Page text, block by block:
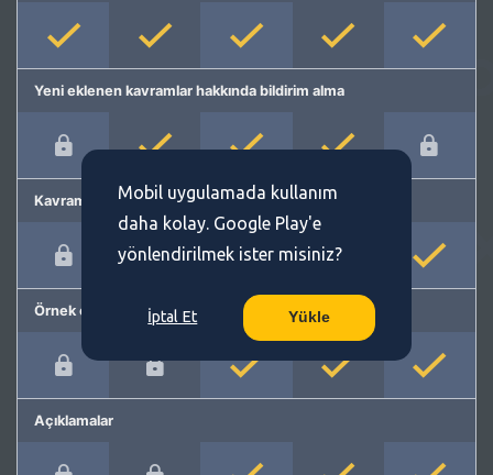
Yeni eklenen kavramlar hakkında bildirim alma
Kavram önerme
Örnek cümleler
Açıklamalar
Mobil uygulamada kullanım
daha kolay. Google Play'e
yönlendirilmek ister misiniz?
İptal Et Yükle